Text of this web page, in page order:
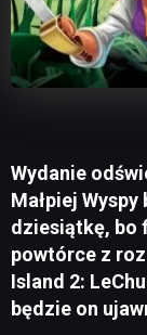
Wydanie
Małpiej
dziesiątkę, bo
powtórce z
Island 2:
będzie on